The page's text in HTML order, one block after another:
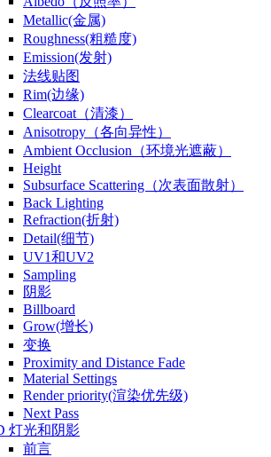
Metallic(金属)
Roughness(粗糙度)
Emission(发射)
法线贴图
Rim(边缘)
Clearcoat（清漆）
Anisotropy（各向异性）
Ambient Occlusion（环境光遮蔽）
Height
Subsurface Scattering（次表面散射）
Back Lighting
Refraction(折射)
Detail(细节)
UV1和UV2
Sampling
阴影
Billboard
Grow(增长)
变换
Proximity and Distance Fade
Material Settings
Render priority(渲染优先级)
Next Pass
灯光和阴影
前言